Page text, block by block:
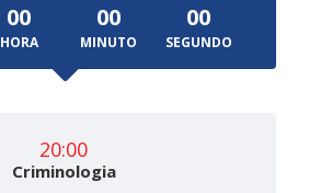
00
HORA
00
MINUTO
00
SEGUNDO
20:00
Criminologia